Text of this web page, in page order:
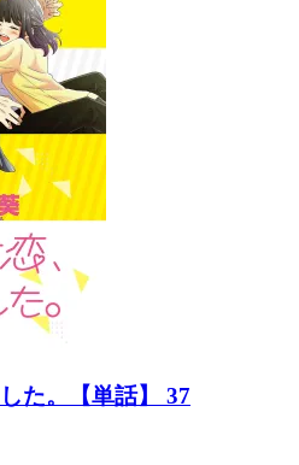
た。【単話】 37